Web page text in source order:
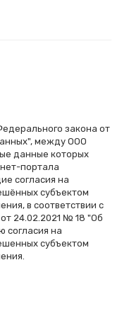
закона от
между ООО
данные которых
портала
согласия на
субъектом
в соответствии с
24.02.2021 № 18 "Об
согласия на
субъектом